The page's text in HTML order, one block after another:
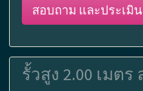
สอบถาม และประเมิ
รั้วสูง 2.00 เมตร